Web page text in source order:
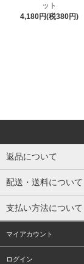
ット
4,180円(税380円)
返品について
配送・送料について
支払い方法について
マイアカウント
ログイン